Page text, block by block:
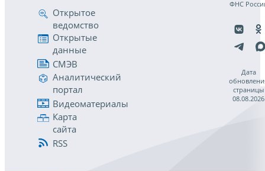
Открытое
ведомство
Открытые
данные
СМЭВ
Аналитический
портал
Видеоматериалы
Карта
сайта
RSS
ФНС
Дата
страницы
08.08.2026